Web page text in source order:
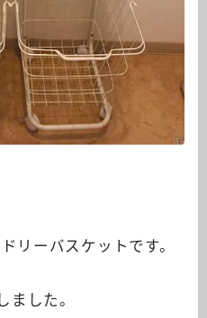
リーバスケットです。
ました。